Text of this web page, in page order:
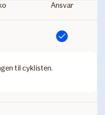
Ansvar
Inkluderet
til cyklisten.